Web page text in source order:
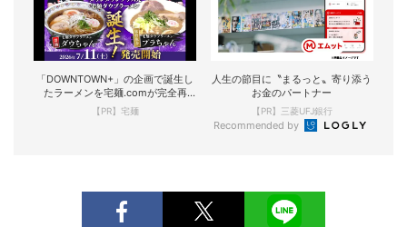
「DOWNTOWN+」の企画で誕生し
たラーメンを宅麺.comが完全再
現！
【PR】宅麺
人生の節目に〝まるっと〟寄り添う
お金のパートナー
【PR】三菱UFJ銀行
Recommended by